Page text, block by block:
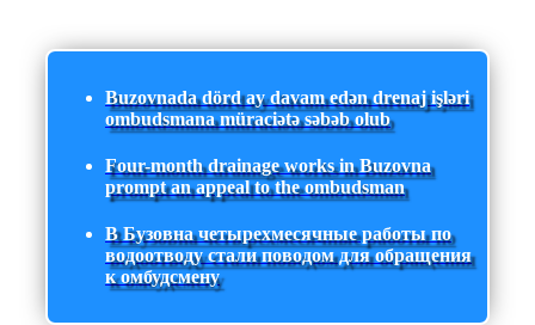
Buzovnada dörd ay davam edən drenaj işləri
ombudsmana müraciətə səbəb olub
Four-month drainage works in Buzovna
prompt an appeal to the ombudsman
В Бузовна четырехмесячные работы по
водоотводу стали поводом для обращения
к омбудсмену